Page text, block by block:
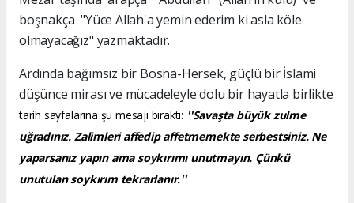
boşnakça "Yüce Allah'a yemin ederim ki asla köle
olmayacağız" yazmaktadır.
Ardında bağımsız bir Bosna-Hersek, güçlü bir İslami
düşünce mirası ve mücadeleyle dolu bir hayatla birlikte
tarih sayfalarına şu mesajı bıraktı: ''Savaşta büyük zulme
uğradınız. Zalimleri affedip affetmemekte serbestsiniz. Ne
yaparsanız yapın ama soykırımı unutmayın. Çünkü
unutulan soykırım tekrarlanır.''